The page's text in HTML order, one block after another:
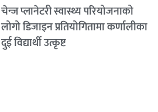
चेन्ज प्लानेटरी स्वास्थ्य परियोजनाको
लोगो डिजाइन प्रतियोगितामा कर्णालीका
दुई विद्यार्थी उत्कृष्ट